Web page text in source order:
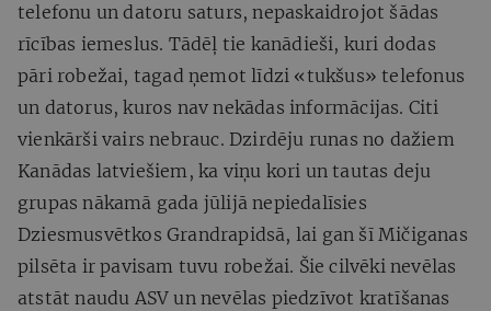
telefonu un datoru saturs, nepaskaidrojot šādas
rīcības iemeslus. Tādēļ tie kanādieši, kuri dodas
pāri robežai, tagad ņemot līdzi «tukšus» telefonus
un datorus, kuros nav nekādas informācijas. Citi
vienkārši vairs nebrauc. Dzirdēju runas no dažiem
Kanādas latviešiem, ka viņu kori un tautas deju
grupas nākamā gada jūlijā nepiedalīsies
Dziesmusvētkos Grandrapidsā, lai gan šī Mičiganas
pilsēta ir pavisam tuvu robežai. Šie cilvēki nevēlas
atstāt naudu ASV un nevēlas piedzīvot kratīšanas